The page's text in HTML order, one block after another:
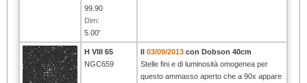
99.90
Dim:
5.00'
H VIII 65
NGC659
Il03/09/2013 con Dobson 40cm
Stelle fini e di luminosità omogenea per
questo ammasso aperto che a 90x appare